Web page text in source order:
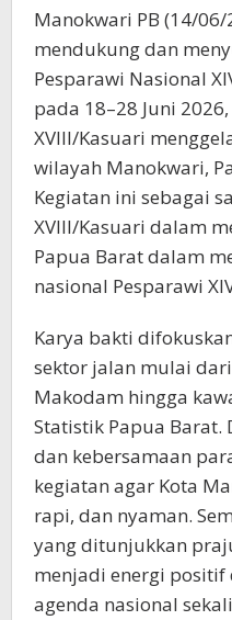
Manokwari PB (14/06/
mendukung dan
Pesparawi Nasional
pada 18–28 Juni
XVIII/Kasuari
wilayah Manokwari,
Kegiatan ini sebagai
XVIII/Kasuari dalam
Papua Barat dalam
nasional Pesparawi
Karya bakti
sektor jalan mulai
Makodam hingga
Statistik Papua Barat.
dan kebersamaan
kegiatan agar Kota
rapi, dan nyaman.
yang ditunjukkan
menjadi energi positif
agenda nasional